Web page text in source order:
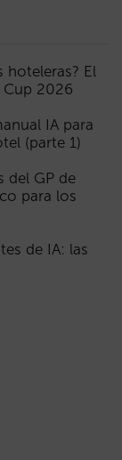
hoteleras? El
Cup 2026
IA para
(parte 1)
del GP de
para los
de IA: las